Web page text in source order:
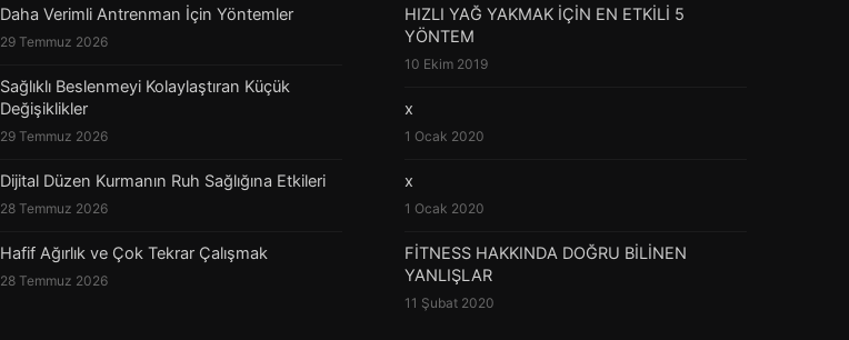
Daha Verimli Antrenman İçin Yöntemler
29 Temmuz 2026
Sağlıklı Beslenmeyi Kolaylaştıran Küçük
Değişiklikler
29 Temmuz 2026
Dijital Düzen Kurmanın Ruh Sağlığına Etkileri
28 Temmuz 2026
Hafif Ağırlık ve Çok Tekrar Çalışmak
28 Temmuz 2026
HIZLI YAĞ YAKMAK İÇİN EN ETKİLİ 5
YÖNTEM
10 Ekim 2019
x
1 Ocak 2020
x
1 Ocak 2020
FİTNESS HAKKINDA DOĞRU BİLİNEN
YANLIŞLAR
11 Şubat 2020